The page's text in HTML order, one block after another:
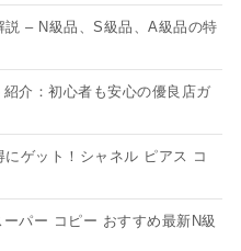
説 – N級品、S級品、A級品の特
介：初心者も安心の優良店ガ
ゲット！シャネル ピアス コ
パー コピー おすすめ最新N級